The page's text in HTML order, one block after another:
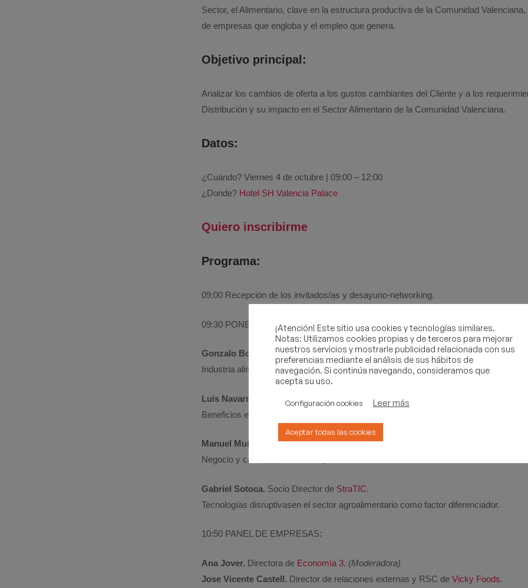
Sector, el Alimentario, clave en la estructura productiva de la Comunidad
de empresas que engloba y el empleo que genera.
Objetivo principal:
Analizar los cambios de oferta a los gustos cambiantes del Cliente y a los
Distribución y su impacto en el Sector Alimentario de la Comunidad Valenciana.
Datos:
¿Cuándo? Viernes 4 de octubre | 09:00 – 12:00
¿Donde? Hotel SH Valencia Palace
Quiero inscribirme
Programa:
09:00 Recepción de los invitados/as y desayuno-networking.
09:30 PONENCIAS:
Gonzalo Boronat. Socio Director deGB Consultores.
Industria alimentaria: cifras y tendencias.
Luis Navarro. Director Gerente de Cubierta Solar
Beneficios económicos y de sostenibilidad del autocunsumo fotovoltaico en el sector
Manuel Muñoz. Director de Desarrollo de Negocio de
Negocio y cambio, cuestión de personas.
Gabriel Sotoca. Socio Director de StraTIC.
Tecnologías disruptivasen el sector agroalimentario como factor diferenciador.
10:50 PANEL DE EMPRESAS:
Ana Jover. Directora de Economía 3. (Moderadora)
Jose Vicente Castell. Director de relaciones externas y RSC de Vicky Foods.
¡Atención! Este sitio usa cookies y tecnologías similares.
Notas: Utilizamos cookies propias y de terceros para mejorar
nuestros servicios y mostrarle publicidad relacionada con sus
preferencias mediante el análisis de sus hábitos de
navegación. Si continúa navegando, consideramos que
acepta su uso.
Configuración cookies Leer más
Aceptar todas las cookies